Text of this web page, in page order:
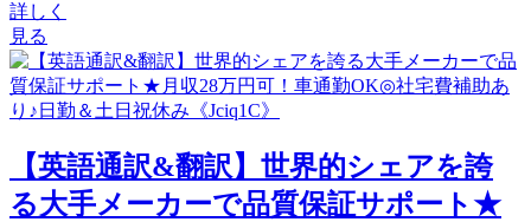
詳しく
見る
【英語通訳&翻訳】世界的シェアを誇
る大手メーカーで品質保証サポート★